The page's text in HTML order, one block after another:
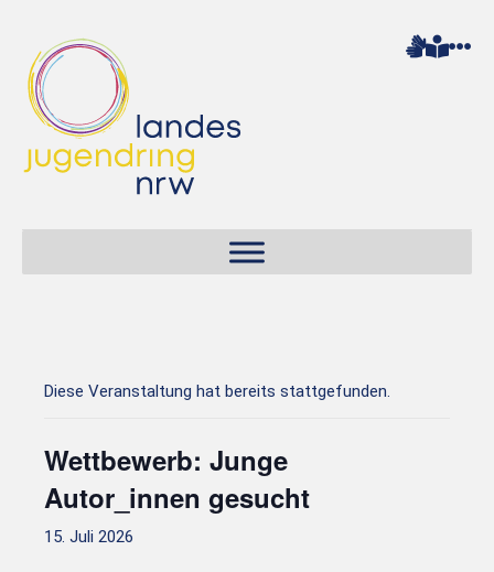
Diese Veranstaltung hat bereits stattgefunden.
Wettbewerb: Junge
Autor_innen gesucht
15. Juli 2026